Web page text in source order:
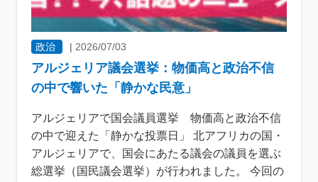
政治 | 2026/07/03
アルジェリア議会選挙：物価高と政治不信
の中で響いた「静かな民意」
アルジェリアで国会議員選挙 物価高と政治不信
の中で迎えた「静かな投票日」 北アフリカの国・
アルジェリアで、国会にあたる議会の議員を選ぶ
総選挙（国民議会選挙）が行われました。 今回の